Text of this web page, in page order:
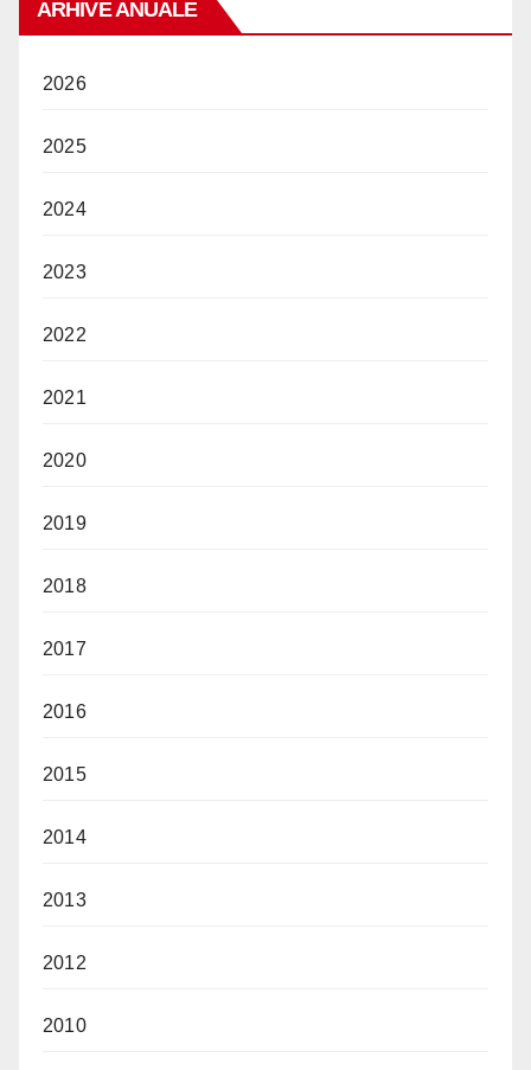
ARHIVE ANUALE
2026
2025
2024
2023
2022
2021
2020
2019
2018
2017
2016
2015
2014
2013
2012
2010